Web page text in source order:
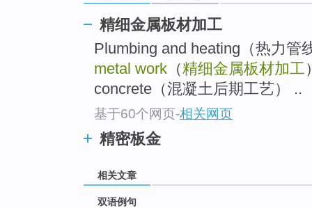
精细金属板材加工
Plumbing and heating（热力管
metal work （精细金属板材加工
concrete（混凝土后期工艺） ..
基于60个网页-相关网页
精密板金
相关文章
双语例句